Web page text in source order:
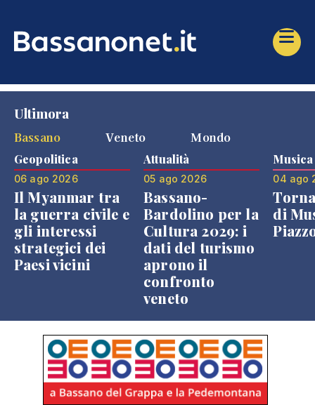
Ultimora
Bassano
Veneto Mondo
Geopolitica
06 ago 2026
Il Myanmar tra
la guerra civile e
gli interessi
strategici dei
Paesi vicini
Attualità
05 ago 2026
Bassano-
Bardolino per la
Cultura 2029: i
dati del turismo
aprono il
confronto
veneto
Musica
04 ago
di